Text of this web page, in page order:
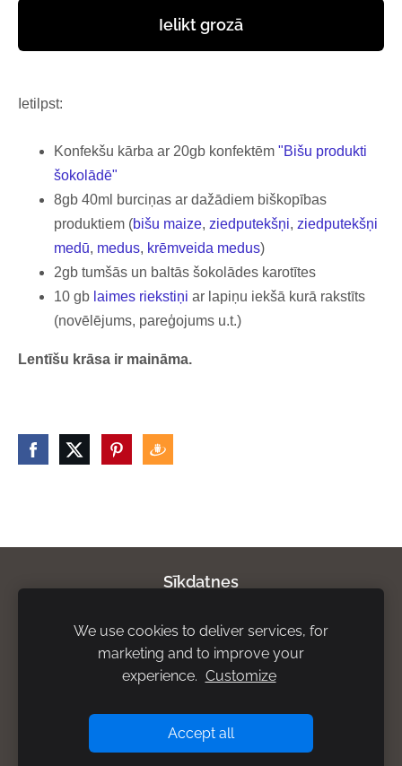
Ielikt grozā
Ietilpst:
Konfekšu kārba ar 20gb konfektēm "Bišu produkti
šokolādē"
8gb 40ml burciņas ar dažādiem biškopības
produktiem (bišu maize, ziedputekšņi, ziedputekšņi
medū, medus, krēmveida medus)
2gb tumšās un baltās šokolādes karotītes
10 gb laimes riekstiņi ar lapiņu iekšā kurā rakstīts
(novēlējums, pareģojums u.t.)
Lentīšu krāsa ir maināma.
Sīkdatnes
Par mums Privātuma politika
Atgriešanas
noteikumi
Piegādes noteikumi Rekvizīti
We use cookies to deliver services, for
marketing and to improve your
experience. Customize
Accept all